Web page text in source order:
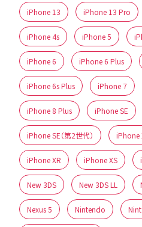
iPhone 13 iPhone 13 Pro
iPhone 4s iPhone 5
iPhone 6 iPhone 6 Plus
iPhone 6s Plus iPhone 7
iPhone 8 Plus iPhone SE
iPhone SE（第2世代） iPhone
iPhone XR iPhone XS
New 3DS New 3DS LL
Nexus 5 Nintendo